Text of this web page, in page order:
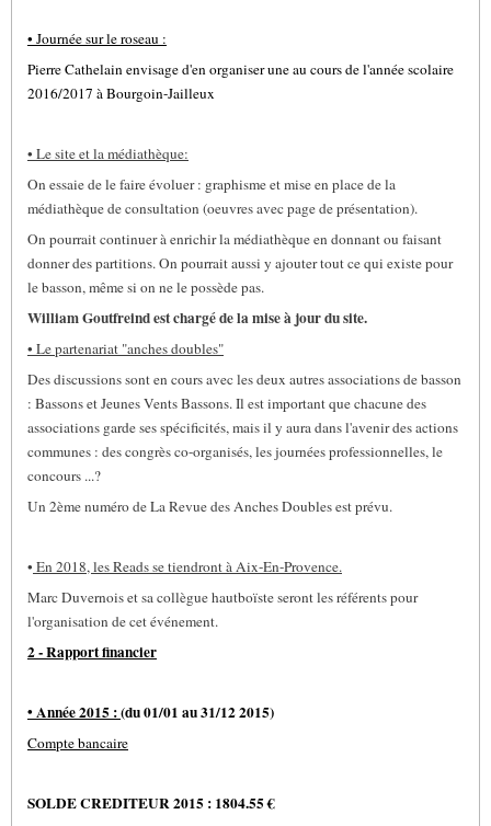
• Journée sur le roseau :
Pierre Cathelain envisage d'en organiser une au cours de l'année scolaire
2016/2017 à Bourgoin-Jailleux
• Le site et la médiathèque:
On essaie de le faire évoluer : graphisme et mise en place de la
médiathèque de consultation (oeuvres avec page de présentation).
On pourrait continuer à enrichir la médiathèque en donnant ou faisant
donner des partitions. On pourrait aussi y ajouter tout ce qui existe pour
le basson, même si on ne le possède pas.
William Goutfreind est chargé de la mise à jour du site.
• Le partenariat "anches doubles"
Des discussions sont en cours avec les deux autres associations de basson
: Bassons et Jeunes Vents Bassons. Il est important que chacune des
associations garde ses spécificités, mais il y aura dans l'avenir des actions
communes : des congrès co-organisés, les journées professionnelles, le
concours ...?
Un 2ème numéro de La Revue des Anches Doubles est prévu.
• En 2018, les Reads se tiendront à Aix-En-Provence.
Marc Duvernois et sa collègue hautboïste seront les référents pour
l'organisation de cet événement.
2 - Rapport financier
• Année 2015 :(du 01/01 au 31/12 2015)
Compte bancaire
SOLDE CREDITEUR 2015 : 1804.55 €